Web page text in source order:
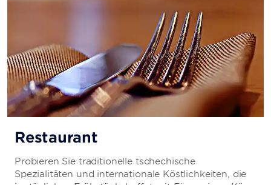
Restaurant
Probieren Sie traditionelle tschechische
Spezialitäten und internationale Köstlichkeiten, die